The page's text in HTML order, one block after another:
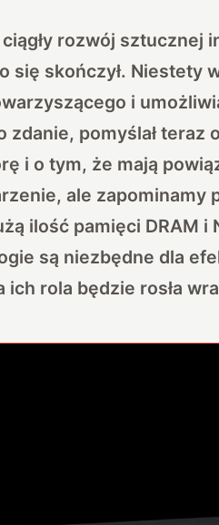
rozwój sztucznej
się skończył. Niestety
i
zdanie, pomyślał
i o tym, że mają
ale zapominamy
ilość pamięci DRAM i
są niezbędne dla
rola będzie rosła